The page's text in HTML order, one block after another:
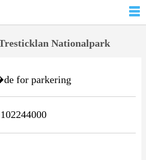
Nationalpark
for parkering